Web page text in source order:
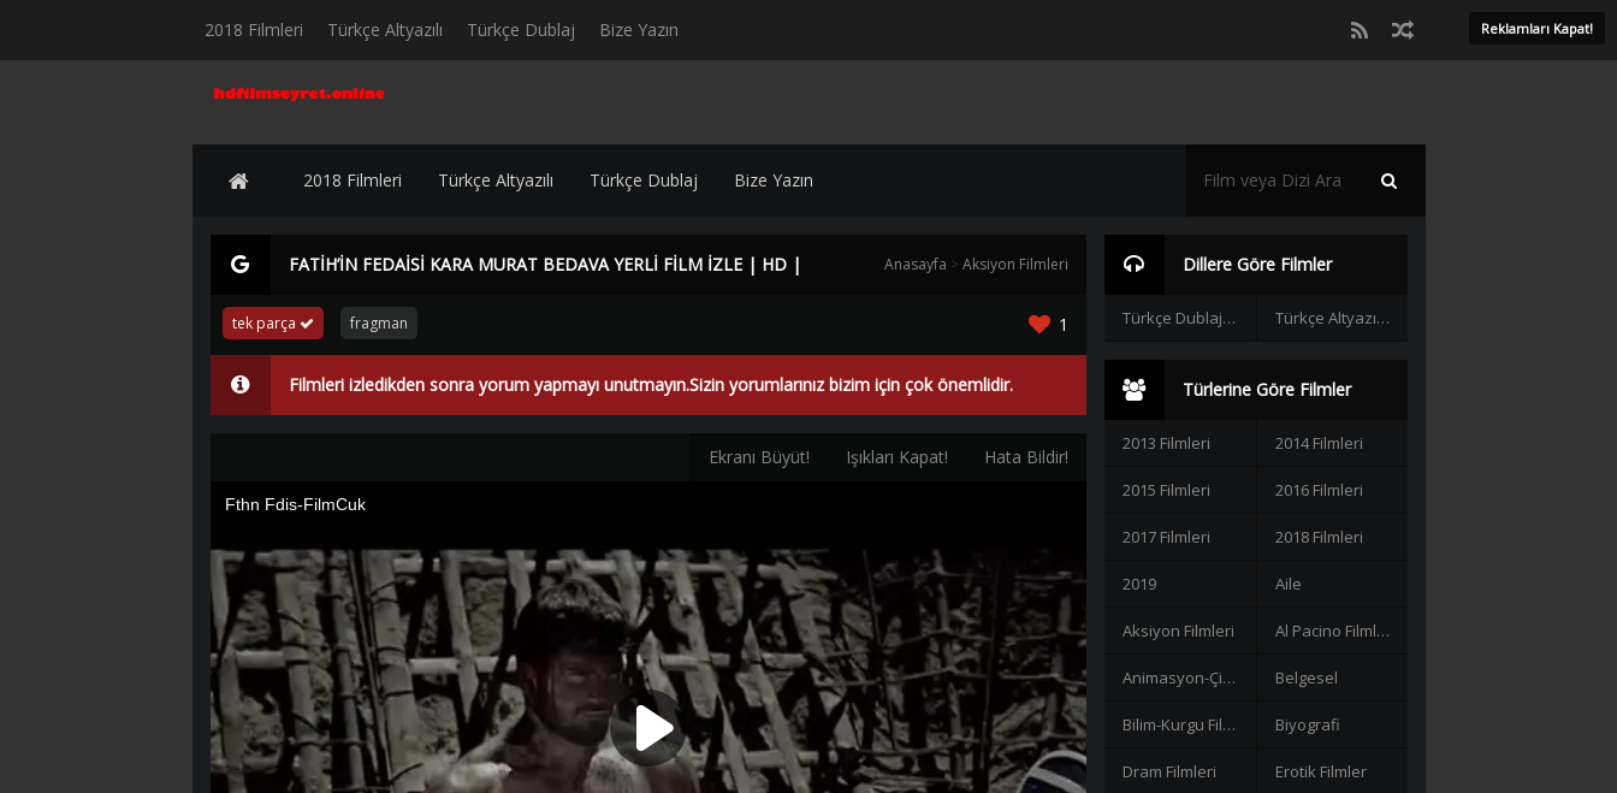
2018 Filmleri Türkçe Altyazılı Türkçe Dublaj Bize Yazın Reklamları Kapat!
2018 Filmleri Türkçe Altyazılı Türkçe Dublaj Bize Yazın
FATİH’İN FEDAİSİ KARA MURAT BEDAVA YERLİ FİLM İZLE | HD | Anasayfa > Aksiyon Filmleri
tek parça fragman 1
Filmleri izledikden sonra yorum yapmayı unutmayın.Sizin yorumlarınız bizim için çok önemlidir.
Hata Bildir!
Işıkları Kapat!
Ekranı Büyüt!
Dillere Göre Filmler
Türkçe Dublaj Filmler Türkçe Altyazılı Filmler
Türlerine Göre Filmler
2013 Filmleri 2014 Filmleri
2015 Filmleri 2016 Filmleri
2017 Filmleri 2018 Filmleri
2019 Aile
Aksiyon Filmleri Al Pacino Filmleri
Animasyon-Çizgi Filmler Belgesel
Bilim-Kurgu Filmleri Biyografi
Dram Filmleri Erotik Filmler